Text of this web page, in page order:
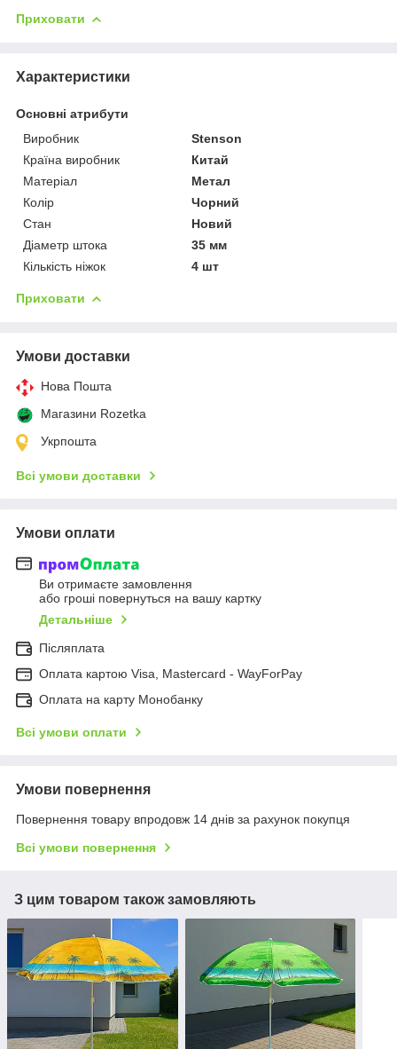
Приховати
Характеристики
Основні атрибути
Виробник
Stenson
Країна виробник
Китай
Матеріал
Метал
Колір
Чорний
Стан
Новий
Діаметр штока
35 мм
Кількість ніжок
4 шт
Приховати
Умови доставки
Нова Пошта
Магазини Rozetka
Укрпошта
Всі умови доставки
Умови оплати
Ви отримаєте замовлення
або гроші повернуться на вашу картку
Детальніше
Післяплата
Оплата картою Visa, Mastercard - WayForPay
Оплата на карту Монобанку
Всі умови оплати
Умови повернення
Повернення товару впродовж 14 днів за рахунок покупця
Всі умови повернення
З цим товаром також замовляють